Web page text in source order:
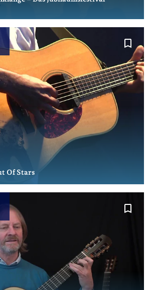
bookmark_border
Of Stars
bookmark_border